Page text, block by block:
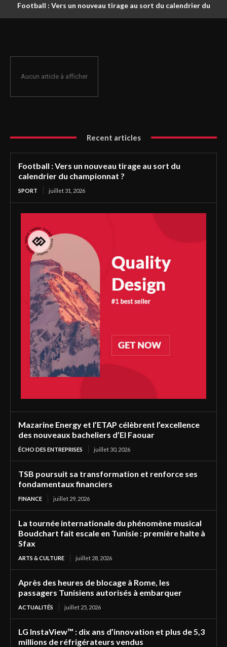
Football : Vers un nouveau tirage au sort du calendrier du
Aucun article à afficher
Recent articles
Football : Vers un nouveau tirage au sort du
calendrier du championnat ?
SPORT juillet 31, 2026
Mazarine Energy et l’ETAP célèbrent l’excellence
des nouveaux bacheliers d’El Faouar
ÉCHO DES ENTREPRISES juillet 30, 2026
TSB poursuit sa transformation et renforce ses
fondamentaux financiers
FINANCE juillet 29, 2026
La tournée internationale du phénomène musical
Boudchart fait escale en Tunisie : première halte à
Sfax
ARTS & CULTURE juillet 28, 2026
Après des heures de blocage à Rome, les
passagers Tunisiens autorisés à embarquer
ACTUALITÉS juillet 25, 2026
LG InstaView™ : dix ans d’innovation et plus de 5,3
millions de réfrigérateurs vendus